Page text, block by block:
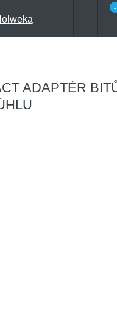
-
ADAPTÉR